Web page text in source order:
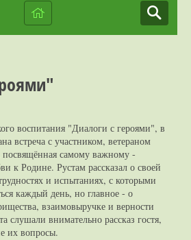
воспитания "Диалоги с героями", в
встреча с участником, ветераном
самому важному -
к Родине. Рустам рассказал о своей
и испытаниях, с которыми
каждый день, но главное - о
взаимовыручке и верности
слушали внимательно рассказ гостя,
их вопросы.